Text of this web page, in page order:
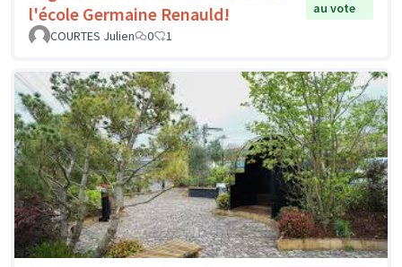
l'école Germaine Renauld!
au vote
COURTES Julien
0 1